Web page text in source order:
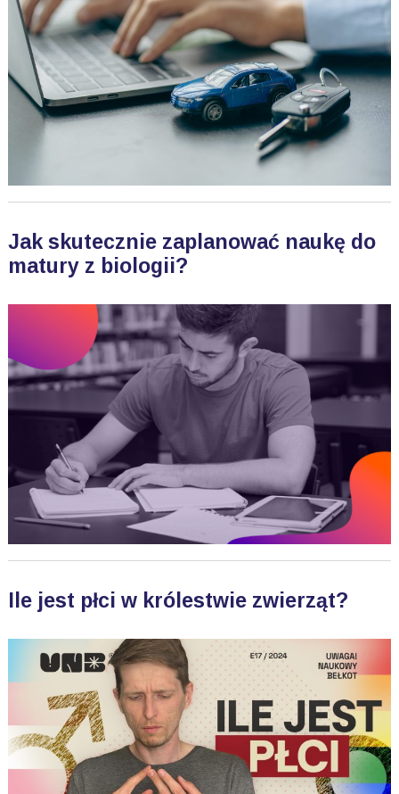
Jak skutecznie zaplanować naukę do
matury z biologii?
Ile jest płci w królestwie zwierząt?